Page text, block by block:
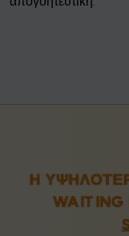
Η
WAITING